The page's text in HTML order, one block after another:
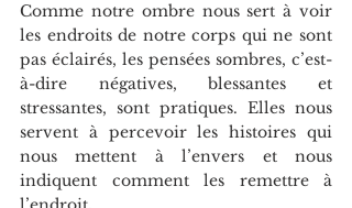
Comme notre ombre nous sert à voir
les endroits de notre corps qui ne sont
pas éclairés, les pensées sombres, c’est-
à-dire négatives, blessantes et
stressantes, sont pratiques. Elles nous
servent à percevoir les histoires qui
nous mettent à l’envers et nous
indiquent comment les remettre à